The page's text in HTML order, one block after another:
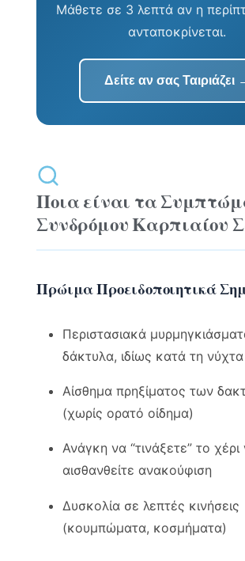
Μάθετε σε 3 λεπτά αν η
ανταποκρίνεται.
Δείτε αν σας Ταιριάζει
Ποια είναι τα
Συνδρόμου Καρπιαίου
Πρώιμα Προειδοποιητικά
Περιστασιακά
δάκτυλα, ιδίως κατά τη νύχτα
Αίσθημα πρηξίματος των
(χωρίς ορατό οίδημα)
Ανάγκη να “τινάξετε” το χέρι
αισθανθείτε ανακούφιση
Δυσκολία σε λεπτές κινήσεις
(κουμπώματα, κοσμήματα)